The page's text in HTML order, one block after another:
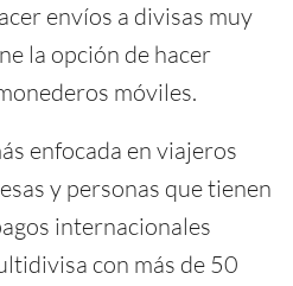
envíos a divisas muy
la opción de hacer
móviles.
enfocada en viajeros
y personas que tienen
internacionales
con más de 50